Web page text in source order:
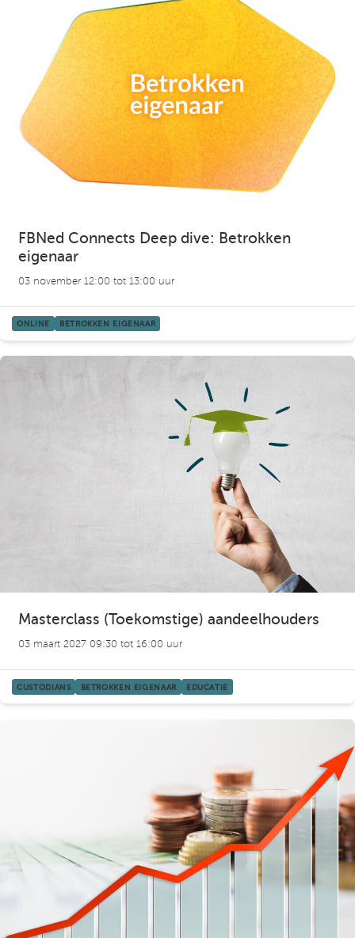
FBNed Connects Deep dive: Betrokken
eigenaar
03 november 12:00 tot 13:00 uur
ONLINE BETROKKEN EIGENAAR
Masterclass (Toekomstige) aandeelhouders
03 maart 2027 09:30 tot 16:00 uur
CUSTODIANS BETROKKEN EIGENAAR EDUCATIE